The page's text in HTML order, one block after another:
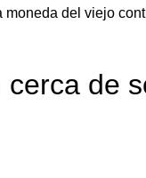
moneda del viejo
cerca de